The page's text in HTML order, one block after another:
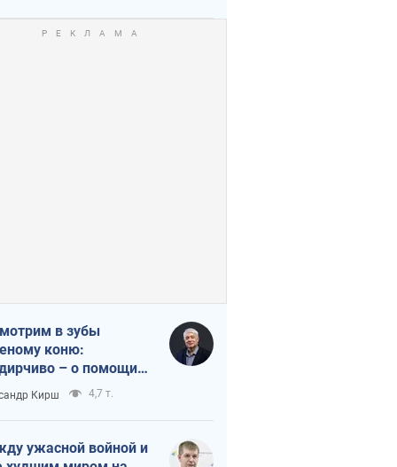
в зубы
коню:
– о помощи
Кирш 4,7 т.
ужасной войной и